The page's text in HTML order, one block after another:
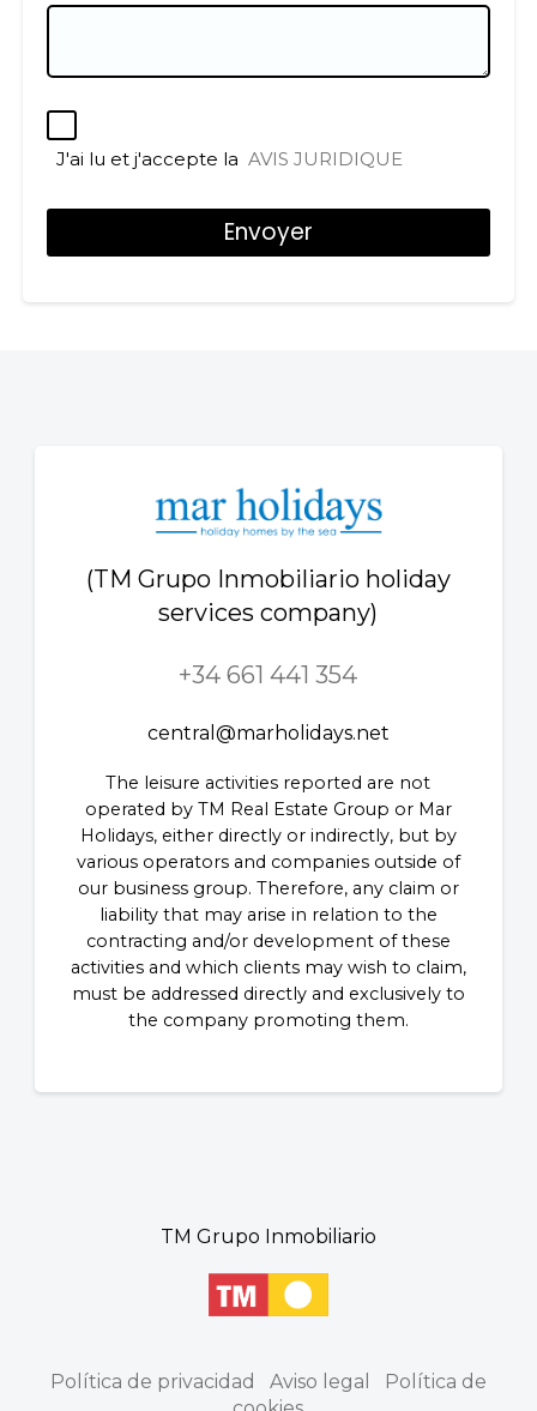
J'ai lu et j'accepte la AVIS JURIDIQUE
(TM Grupo Inmobiliario holiday
services company)
+34 661 441 354
central@marholidays.net
The leisure activities reported are not
operated by TM Real Estate Group or Mar
Holidays, either directly or indirectly, but by
various operators and companies outside of
our business group. Therefore, any claim or
liability that may arise in relation to the
contracting and/or development of these
activities and which clients may wish to claim,
must be addressed directly and exclusively to
the company promoting them.
TM Grupo Inmobiliario
Política de privacidad Aviso legal
Política de